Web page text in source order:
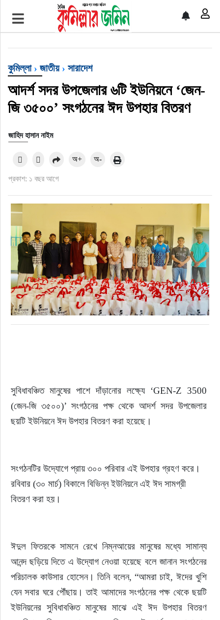
প্রচ্ছদ
আর্ন্তজাতিক
অর্থনীতি
বৃহত্তর কুমিল্লা
বৃহত্তর নোয়াখালী
রাজনীতি
নির্বাচন
আলোচিত সংবাদ
ই-পেপার
কুমিল্লা› জাতীয়› সারাদেশ
আদর্শ সদর উপজেলার ৬টি ইউনিয়নে ‘জেন-
জি ৩৫০০’ সংগঠনের ঈদ উপহার বিতরণ
জাহিদ হাসান নাইম
প্রকাশ: ১ বছর আগে
অ+ অ-
সুবিধাবঞ্চিত মানুষের পাশে দাঁড়ানোর লক্ষ্যে ‘GEN-Z 3500
(জেন-জি ৩৫০০)’ সংগঠনের পক্ষ থেকে আদর্শ সদর উপজেলার
ছয়টি ইউনিয়নে ঈদ উপহার বিতরণ করা হয়েছে।
সংগঠনটির উদ্যোগে প্রায় ৩০০ পরিবার এই উপহার গ্রহণ করে।
রবিবার (৩০ মার্চ) বিকালে বিভিন্ন ইউনিয়নে এই ঈদ সামগ্রী
বিতরণ করা হয়।
ঈদুল ফিতরকে সামনে রেখে নিম্নআয়ের মানুষের মধ্যে সামান্য
আনন্দ ছড়িয়ে দিতে এ উদ্যোগ নেওয়া হয়েছে বলে জানান সংগঠনের
পরিচালক কাউসার হোসেন। তিনি বলেন, “আমরা চাই, ঈদের খুশি
যেন সবার ঘরে পৌঁছায়। তাই আমাদের সংগঠনের পক্ষ থেকে ছয়টি
ইউনিয়নের সুবিধাবঞ্চিত মানুষের মাঝে এই ঈদ উপহার বিতরণ